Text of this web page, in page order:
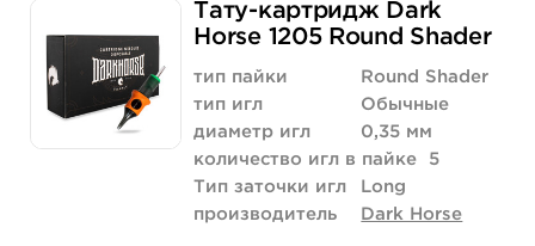
Количество
2 040 руб.
купить
Тату-картридж Dark
Horse 1205 Round Shader
тип пайки
Round Shader
тип игл
Обычные
диаметр игл
0,35 мм
количество игл в пайке
5
Тип заточки игл
Long
производитель
Dark Horse